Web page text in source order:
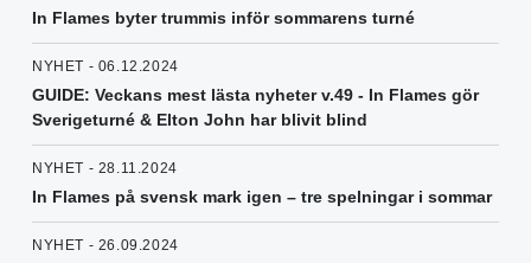
In Flames byter trummis inför sommarens turné
NYHET - 06.12.2024
GUIDE: Veckans mest lästa nyheter v.49 - In Flames gör
Sverigeturné & Elton John har blivit blind
NYHET - 28.11.2024
In Flames på svensk mark igen – tre spelningar i sommar
NYHET - 26.09.2024